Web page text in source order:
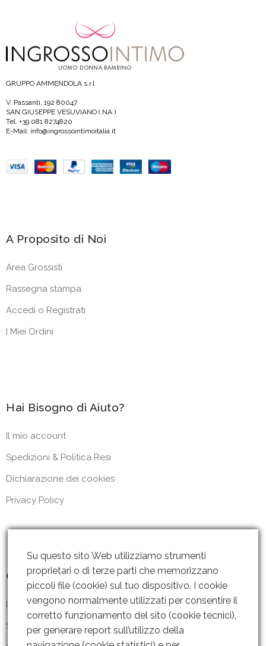
GRUPPO AMMENDOLA s.r.l
V. Passanti, 192 80047
SAN GIUSEPPE VESUVIANO ( NA )
Tel. +39.081 8274820
E-Mail: info@ingrossointimoitalia.it
A Proposito di Noi
Area Grossisti
Rassegna stampa
Accedi o Registrati
I Miei Ordini
Hai Bisogno di Aiuto?
Il mio account
Spedizioni & Politica Resi
Dichiarazione dei cookies
Privacy Policy
Contattaci
Lun – Ven: 8 – 18.30
Sabato: Chiuso
Su questo sito Web utilizziamo strumenti
proprietari o di terze parti che memorizzano
piccoli file (cookie) sul tuo dispositivo. I cookie
vengono normalmente utilizzati per consentire il
corretto funzionamento del sito (cookie tecnici),
per generare report sull’utilizzo della